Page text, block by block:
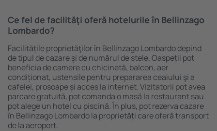
Ce fel de facilităţi oferă hotelurile în Bellinzago
Lombardo?
Facilitățile proprietăţilor în Bellinzago Lombardo depind
de tipul de cazare și de numărul de stele. Oaspeții pot
beneficia de camere cu chicinetă, balcon, aer
condiționat, ustensile pentru prepararea ceaiului şi a
cafelei, prosoape și acces la internet. Vizitatorii pot avea
parcare gratuită, pot comanda o masă la restaurant sau
pot alege un hotel cu piscină. În plus, pot rezerva cazare
în Bellinzago Lombardo la proprietăți care oferă transport
de la aeroport.